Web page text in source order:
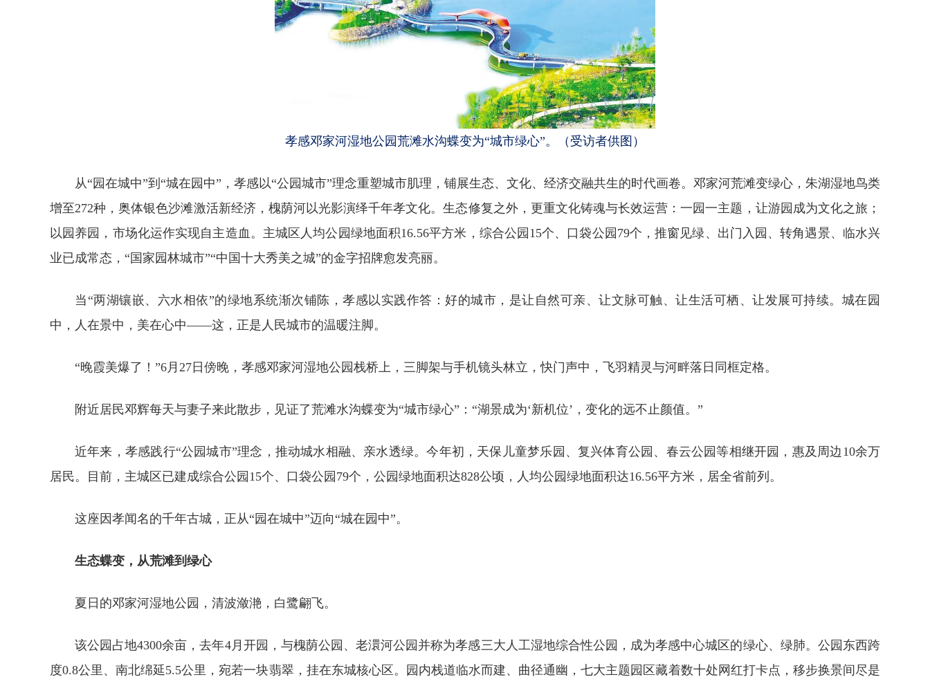
孝感邓家河湿地公园荒滩水沟蝶变为“城市绿心”。（受访者供图）
从“园在城中”到“城在园中”，孝感以“公园城市”理念重塑城市肌理，铺展生态、文化、经济交融共生的时代画卷。邓家河荒滩变绿心，朱湖湿地鸟类
增至272种，奥体银色沙滩激活新经济，槐荫河以光影演绎千年孝文化。生态修复之外，更重文化铸魂与长效运营：一园一主题，让游园成为文化之旅；
以园养园，市场化运作实现自主造血。主城区人均公园绿地面积16.56平方米，综合公园15个、口袋公园79个，推窗见绿、出门入园、转角遇景、临水兴
业已成常态，“国家园林城市”“中国十大秀美之城”的金字招牌愈发亮丽。
当“两湖镶嵌、六水相依”的绿地系统渐次铺陈，孝感以实践作答：好的城市，是让自然可亲、让文脉可触、让生活可栖、让发展可持续。城在园
中，人在景中，美在心中——这，正是人民城市的温暖注脚。
“晚霞美爆了！”6月27日傍晚，孝感邓家河湿地公园栈桥上，三脚架与手机镜头林立，快门声中，飞羽精灵与河畔落日同框定格。
附近居民邓辉每天与妻子来此散步，见证了荒滩水沟蝶变为“城市绿心”：“湖景成为‘新机位’，变化的远不止颜值。”
近年来，孝感践行“公园城市”理念，推动城水相融、亲水透绿。今年初，天保儿童梦乐园、复兴体育公园、春云公园等相继开园，惠及周边10余万
居民。目前，主城区已建成综合公园15个、口袋公园79个，公园绿地面积达828公顷，人均公园绿地面积达16.56平方米，居全省前列。
这座因孝闻名的千年古城，正从“园在城中”迈向“城在园中”。
生态蝶变，从荒滩到绿心
夏日的邓家河湿地公园，清波潋滟，白鹭翩飞。
该公园占地4300余亩，去年4月开园，与槐荫公园、老澴河公园并称为孝感三大人工湿地综合性公园，成为孝感中心城区的绿心、绿肺。公园东西跨
度0.8公里、南北绵延5.5公里，宛若一块翡翠，挂在东城核心区。园内栈道临水而建、曲径通幽，七大主题园区藏着数十处网红打卡点，移步换景间尽是